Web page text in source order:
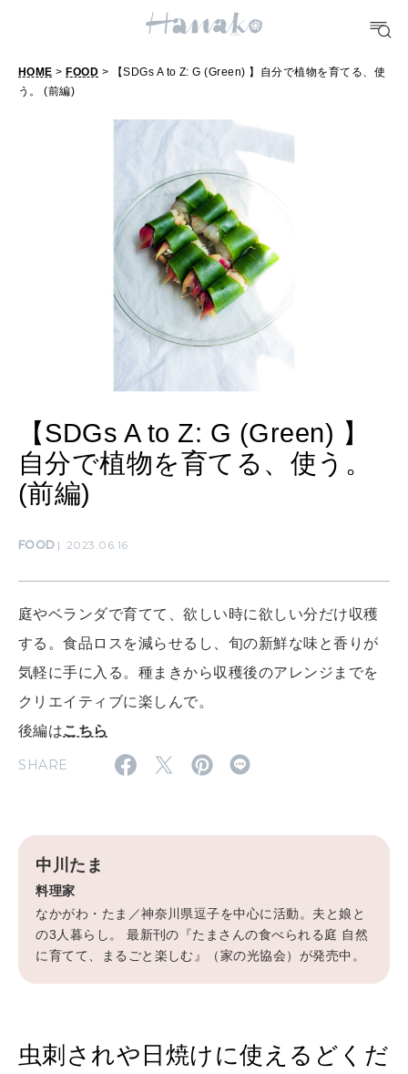
FORTUNE
明日のわたし
[12星座別] Weekly Holoscope
[12星座別] Monthly Love Holoscope
女神まり愛のタロットメッセージ
算命学がわかる今月のあなた
HEALTH
自分にやさしく
知る、考える
わたしができること
CULTURE
自分を耕す
WORK&MONEY
2026年9月号「北海道 おいしく遊ぶ、夏のご褒美旅。」
2026年6月号「大銀座 トレンドが生まれる 新しい一流店へ。」
HOME > FOOD > 【SDGs A to Z: G (Green) 】自分で植物を育てる、使
う。 (前編)
【SDGs A to Z: G (Green) 】
自分で植物を育てる、使う。
(前編)
FOOD 2023.06.16
庭やベランダで育てて、欲しい時に欲しい分だけ収穫
する。食品ロスを減らせるし、旬の新鮮な味と香りが
気軽に手に入る。種まきから収穫後のアレンジまでを
クリエイティブに楽しんで。
後編はこちら
SHARE
中川たま
料理家
なかがわ・たま／神奈川県逗子を中心に活動。夫と娘と
の3人暮らし。 最新刊の『たまさんの食べられる庭 自然
に育てて、まるごと楽しむ』（家の光協会）が発売中。
虫刺されや日焼けに使えるどくだ